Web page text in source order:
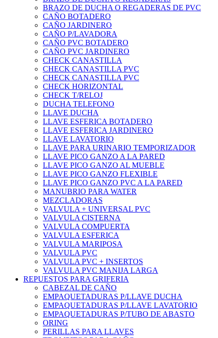
BRAZO DE DUCHA O REGADERAS DE PVC
CAÑO BOTADERO
CAÑO JARDINERO
CAÑO P/LAVADORA
CAÑO PVC BOTADERO
CAÑO PVC JARDINERO
CHECK CANASTILLA
CHECK CANASTILLA PVC
CHECK CANASTILLA PVC
CHECK HORIZONTAL
CHECK T/RELOJ
DUCHA TELEFONO
LLAVE DUCHA
LLAVE ESFERICA BOTADERO
LLAVE ESFERICA JARDINERO
LLAVE LAVATORIO
LLAVE PARA URINARIO TEMPORIZADOR
LLAVE PICO GANZO A LA PARED
LLAVE PICO GANZO AL MUEBLE
LLAVE PICO GANZO FLEXIBLE
LLAVE PICO GANZO PVC A LA PARED
MANUBRIO PARA WATER
MEZCLADORAS
VALVULA + UNIVERSAL PVC
VALVULA CISTERNA
VALVULA COMPUERTA
VALVULA ESFERICA
VALVULA MARIPOSA
VALVULA PVC
VALVULA PVC + INSERTOS
VALVULA PVC MANIJA LARGA
REPUESTOS PARA GRIFERIA
CABEZAL DE CAÑO
EMPAQUETADURAS P/LLAVE DUCHA
EMPAQUETADURAS P/LLAVE LAVATORIO
EMPAQUETADURAS P/TUBO DE ABASTO
ORING
PERILLAS PARA LLAVES